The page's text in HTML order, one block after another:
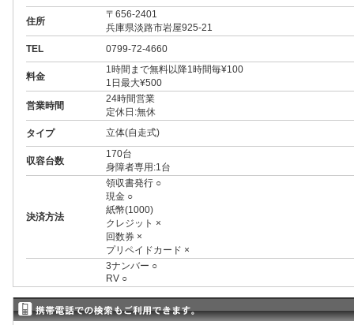
住所
〒656-2401
兵庫県淡路市岩屋925-21
TEL
0799-72-4660
料金
1時間まで無料以降1時間毎¥100
1日最大¥500
営業時間
24時間営業
定休日:無休
タイプ
立体(自走式)
収容台数
170台
身障者専用:1台
決済方法
領収書発行 ○
現金 ○
紙幣(1000)
クレジット ×
回数券 ×
プリペイドカード ×
制限事項
3ナンバー ○
RV ○
1BOX ○
外車 ○
高 2.00m まで